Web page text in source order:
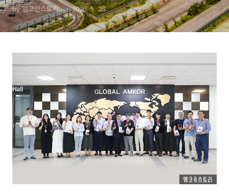
by 앰코인스토리.. 2026. 5. 28.